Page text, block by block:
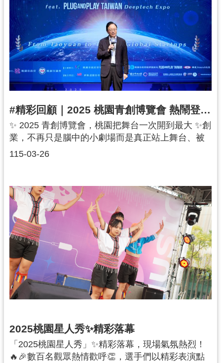
基
地
介
紹
相
關
結
政
府
資
開
回
首
頁
網
站
導
覽
政
媒合交流，團隊們把握機會積極拓展市場、人脈連
結，收穫滿滿✨青年局持續打造一站式創業支持，
從資源到市場全面助攻，讓桃園成為青年創業首選
城市！💪三天展期持續精彩，桃園青年創新實力持
續發光！💡
#精彩回顧｜2025 桃園青創博覽會 熱鬧登場🔥
115-03-26
✨ 2025 青創博覽會，桃園把舞台一次開到最大 ✨創
業，不再只是腦中的小劇場而是真正站上舞台、被
世界看見📍 114/12/9 桃園會展中心🔥 120組新創團
到永續科技 🌱桃園把資源、場域與國際網絡直接帶
到現場 創業者不用再等待能與世界對話、與未來接
軌的機會就在眼前桃園，讓青年扎根也從這裡起
飛！讓我們一起透過活動照片回顧當天熱力滿滿的
青創盛會吧！🎉🔥
2025桃園星人秀✨精彩落幕
「2025桃園星人秀」✨精彩落幕，現場氣氛熱烈！
🔥🎉數百名觀眾熱情歡呼👏，選手們以精彩表演點